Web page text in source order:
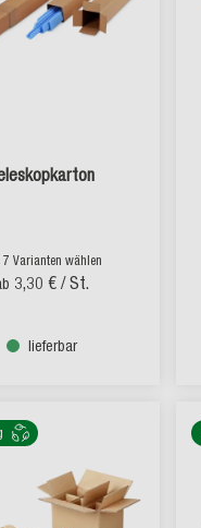
7 Varianten wählen
3,30 € / St.
lieferbar